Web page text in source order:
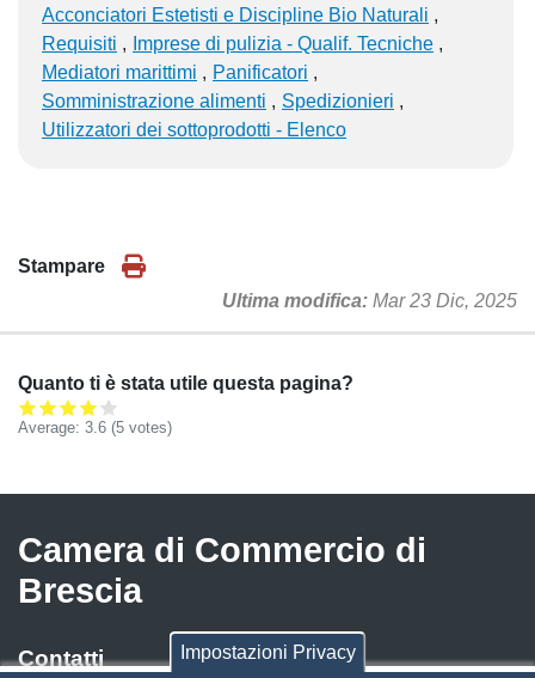
Acconciatori Estetisti e Discipline Bio Naturali
Requisiti
Imprese di pulizia - Qualif. Tecniche
Mediatori marittimi
Panificatori
Somministrazione alimenti
Spedizionieri
Utilizzatori dei sottoprodotti - Elenco
Stampare
Ultima modifica Mar 23 Dic, 2025
Quanto ti è stata utile questa pagina?
Average: 3.6 (5 votes)
Camera di Commercio di
Brescia
Contatti Impostazioni Privacy